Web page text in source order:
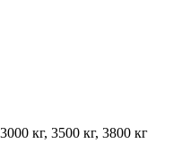
кг, 3500 кг, 3800 кг